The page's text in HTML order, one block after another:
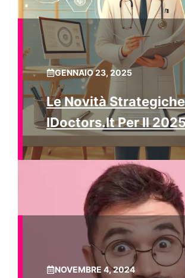
GENNAIO 23, 2025
Le Novità
IDoctors.it Per Il
NOVEMBRE 4, 2024